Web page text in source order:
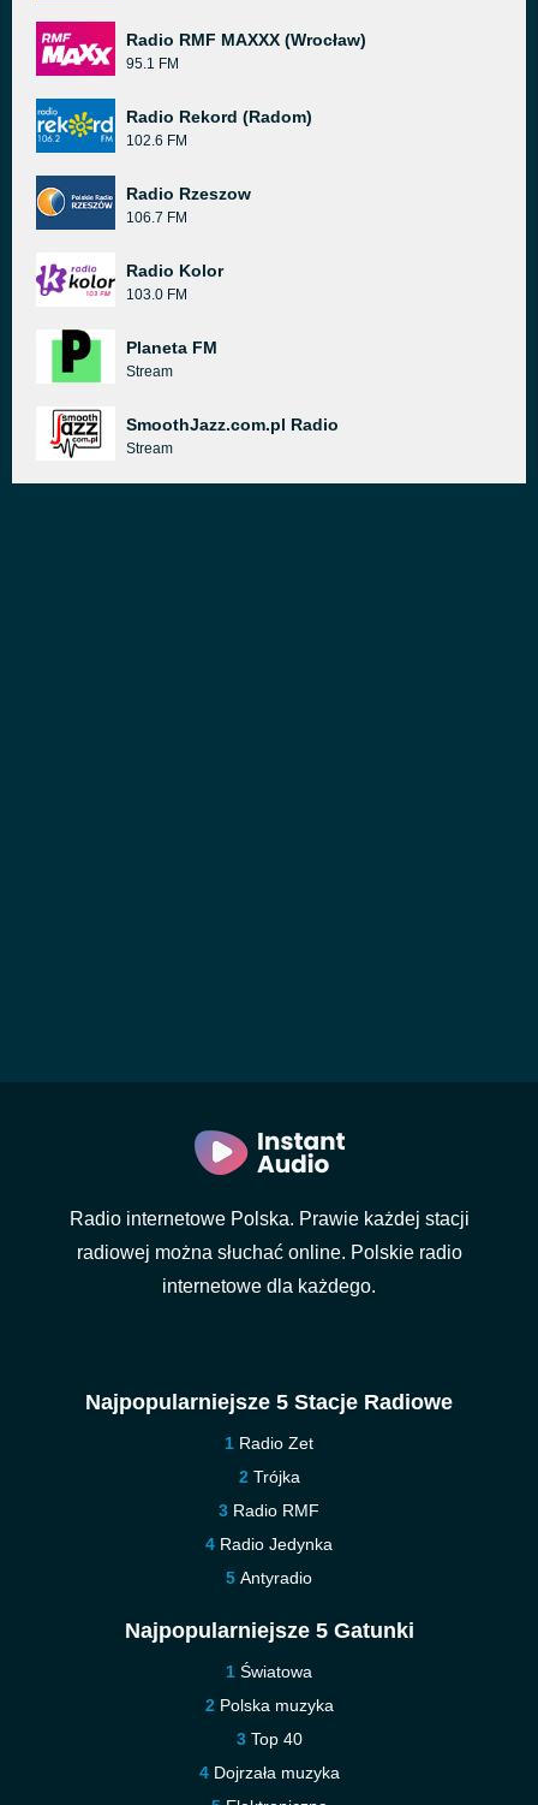
Radio RMF MAXXX (Wrocław)
95.1 FM
Radio Rekord (Radom)
102.6 FM
Radio Rzeszow
106.7 FM
Radio Kolor
103.0 FM
Planeta FM
Stream
SmoothJazz.com.pl Radio
Stream
Radio internetowe Polska. Prawie każdej stacji
radiowej można słuchać online. Polskie radio
internetowe dla każdego.
Najpopularniejsze 5 Stacje Radiowe
Radio Zet
Trójka
Radio RMF
Radio Jedynka
Antyradio
Najpopularniejsze 5 Gatunki
Światowa
Polska muzyka
Top 40
Dojrzała muzyka